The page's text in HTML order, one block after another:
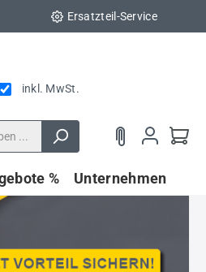
Ersatzteil-Service
inkl. MwSt.
% Unternehmen